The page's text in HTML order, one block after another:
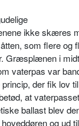
ikke skæres
som flere
Græsplænen i
vaterpas var
princip, der fik lov
at
ballast blev
og ud